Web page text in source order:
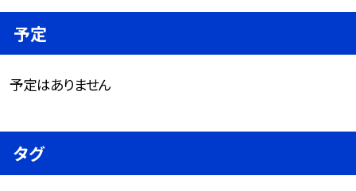
予定
予定はありません
タグ